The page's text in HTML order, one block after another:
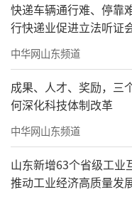
快递车辆通行难、停靠
行快递业促进立法听证
中华网山东频道
成果、人才、奖励，三
何深化科技体制改革
中华网山东频道
山东新增63个省级工业
推动工业经济高质量发